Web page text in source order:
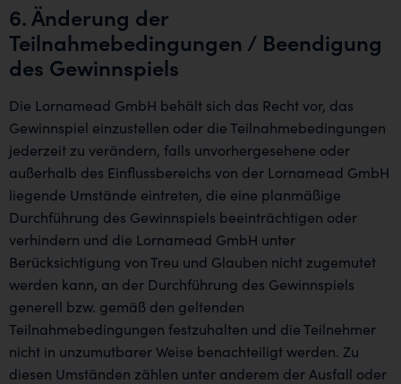
6. Änderung der
Teilnahmebedingungen / Beendigung
des Gewinnspiels
Die Lornamead GmbH behält sich das Recht vor, das
Gewinnspiel einzustellen oder die Teilnahmebedingungen
jederzeit zu verändern, falls unvorhergesehene oder
außerhalb des Einflussbereichs von der Lornamead GmbH
liegende Umstände eintreten, die eine planmäßige
Durchführung des Gewinnspiels beeinträchtigen oder
verhindern und die Lornamead GmbH unter
Berücksichtigung von Treu und Glauben nicht zugemutet
werden kann, an der Durchführung des Gewinnspiels
generell bzw. gemäß den geltenden
Teilnahmebedingungen festzuhalten und die Teilnehmer
nicht in unzumutbarer Weise benachteiligt werden. Zu
diesen Umständen zählen unter anderem der Ausfall oder